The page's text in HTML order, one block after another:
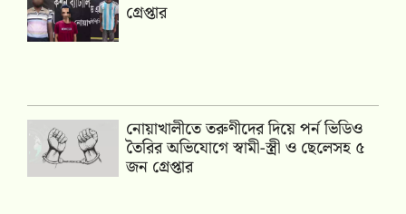
গ্রেপ্তার
নোয়াখালীতে তরুণীদের দিয়ে পর্ন ভিডিও
তৈরির অভিযোগে স্বামী-স্ত্রী ও ছেলেসহ ৫
জন গ্রেপ্তার